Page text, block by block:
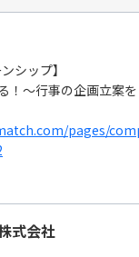
シップ】
！～行事の企画立案
pages/
式会社